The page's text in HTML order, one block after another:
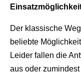
Der klassische
beliebte
Leider fallen die
aus oder